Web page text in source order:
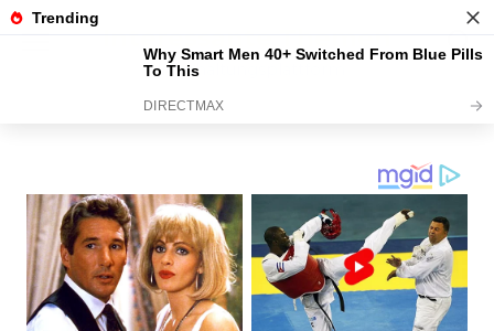
Перейти
Unterhaltungsplattform